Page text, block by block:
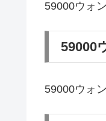
59000ウォ
59000
59000ウォ